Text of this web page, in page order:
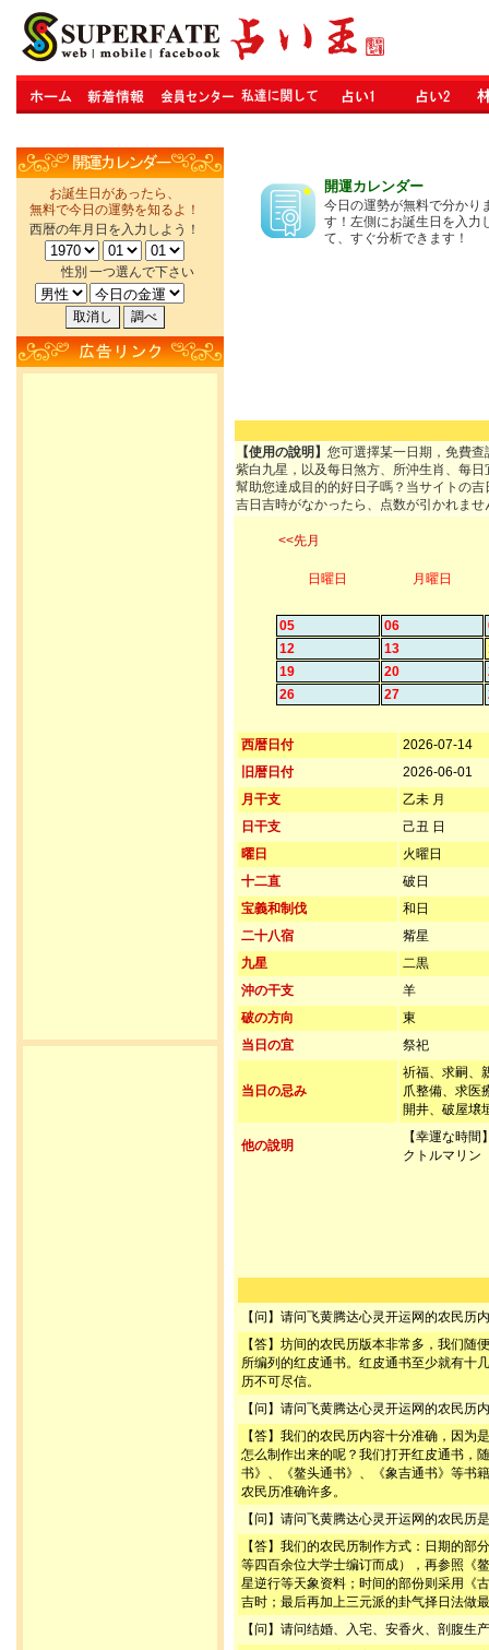
お誕生日があったら、
無料で今日の運勢を知るよ！
西暦の年月日を入力しよう！
性別 一つ選んで下さい
開運カレンダー
今日の運勢が無料で分かり
す！左側にお誕生日を入力
て、すぐ分析できます！
【使用の說明】 您可選擇某一日期，免費
紫白九星，以及每日煞方、所沖生肖、每
幫助您達成目的的好日子嗎？当サイトの
吉日吉時がなかったら、点数が引かれませ
<<先月
日曜日 月曜日
05 06
12
13
19
20
26
27
西暦日付
2026-07-14
旧暦日付
2026-06-01
月干支
乙未 月
日干支
己丑 日
曜日
火曜日
十二直
破日
宝義和制伐
和日
二十八宿
觜星
九星
二黒
沖の干支
羊
破の方向
東
当日の宜
祭祀
当日の忌み
祈福、求嗣、
爪整備、求医
開井、破屋壌
他の說明
【幸運な時
クトルマリン
【问】请问飞黄腾达心灵开运网的农民
【答】坊间的农民历版本非常多，我们
所编列的红皮通书。红皮通书至少就有十
历不可尽信。
【问】请问飞黄腾达心灵开运网的农民历
【答】我们的农民历内容十分准确，因
怎么制作出来的呢？我们打开红皮通书，
书》、《鳌头通书》、《象吉通书》等书
农民历准确许多。
【问】请问飞黄腾达心灵开运网的农民历
【答】我们的农民历制作方式：日期的
等四百余位大学士编订而成），再参照《
星逆行等天象资料；时间的部份则采用《
吉时；最后再加上三元派的卦气择日法做
【问】请问结婚、入宅、安香火、剖腹